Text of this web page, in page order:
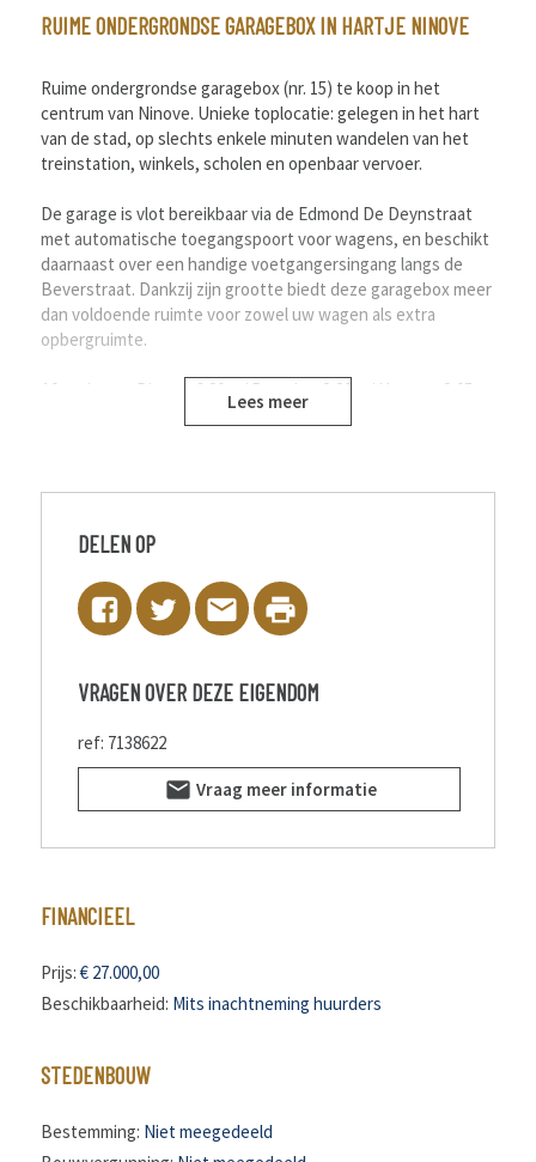
RUIME ONDERGRONDSE GARAGEBOX IN HARTJE NINOVE
Ruime ondergrondse garagebox (nr. 15) te koop in het
centrum van Ninove. Unieke toplocatie: gelegen in het hart
van de stad, op slechts enkele minuten wandelen van het
treinstation, winkels, scholen en openbaar vervoer.
De garage is vlot bereikbaar via de Edmond De Deynstraat
met automatische toegangspoort voor wagens, en beschikt
daarnaast over een handige voetgangersingang langs de
Beverstraat. Dankzij zijn grootte biedt deze garagebox meer
dan voldoende ruimte voor zowel uw wagen als extra
opbergruimte.
Afmetingen: Diepte: 6,80m / Breedte: 2,80m / Hoogte: 2,05m
Lees meer
DELEN OP
VRAGEN OVER DEZE EIGENDOM
ref: 7138622
Vraag meer informatie
FINANCIEEL
Prijs:€ 27.000,00
Beschikbaarheid: Mits inachtneming huurders
STEDENBOUW
Bestemming: Niet meegedeeld